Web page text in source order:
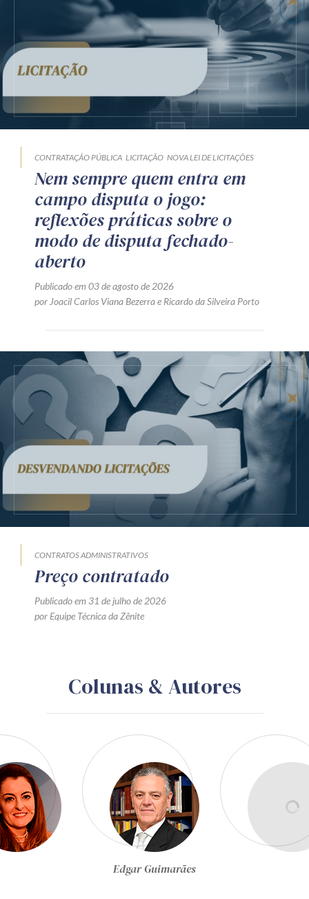
CONTRATAÇÃO PÚBLICA LICITAÇÃO NOVA LEI DE LICITAÇÕES
Nem sempre quem entra em
campo disputa o jogo:
reflexões práticas sobre o
modo de disputa fechado-
aberto
Publicado em 03 de agosto de 2026
por Joacil Carlos Viana Bezerrae Ricardo da Silveira Porto
CONTRATOS ADMINISTRATIVOS
Preço contratado
Publicado em 31 de julho de 2026
por Equipe Técnica da Zênite
Colunas & Autores
Egon Bockmann Moreira